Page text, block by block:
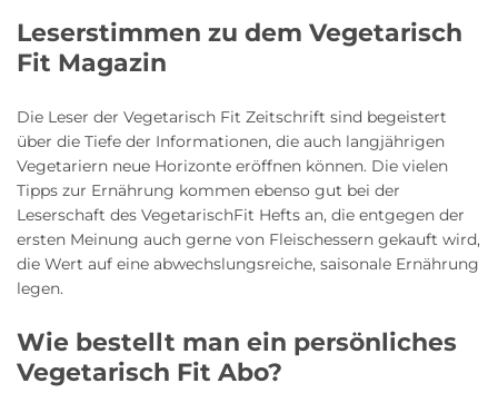
Leserstimmen zu dem Vegetarisch
Fit Magazin
Die Leser der Vegetarisch Fit Zeitschrift sind begeistert
über die Tiefe der Informationen, die auch langjährigen
Vegetariern neue Horizonte eröffnen können. Die vielen
Tipps zur Ernährung kommen ebenso gut bei der
Leserschaft des VegetarischFit Hefts an, die entgegen der
ersten Meinung auch gerne von Fleischessern gekauft wird,
die Wert auf eine abwechslungsreiche, saisonale Ernährung
legen.
Wie bestellt man ein persönliches
Vegetarisch Fit Abo?